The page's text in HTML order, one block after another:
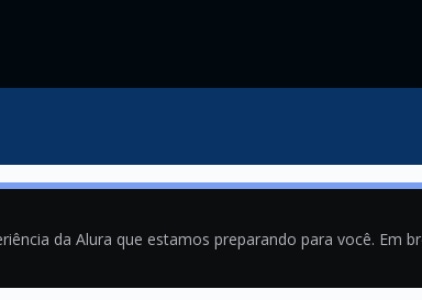
da Alura que estamos preparando para você. Em